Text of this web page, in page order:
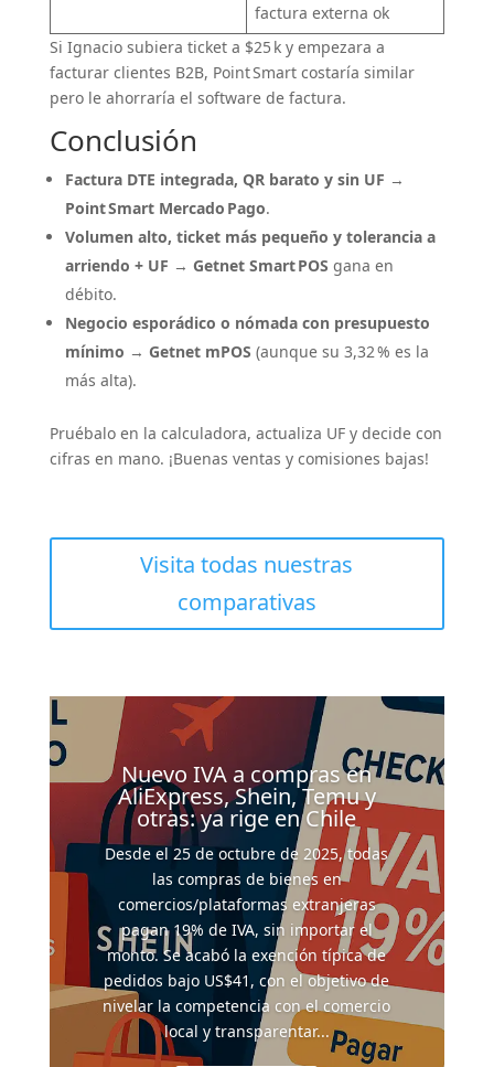
factura externa ok
Si Ignacio subiera ticket a $25 k y empezara a
facturar clientes B2B, Point Smart costaría similar
pero le ahorraría el software de factura.
Conclusión
Factura DTE integrada, QR barato y sin UF →
Point Smart Mercado Pago.
Volumen alto, ticket más pequeño y tolerancia a
arriendo + UF → Getnet Smart POS gana en
débito.
Negocio esporádico o nómada con presupuesto
mínimo → Getnet mPOS (aunque su 3,32 % es la
más alta).
Pruébalo en la calculadora, actualiza UF y decide con
cifras en mano. ¡Buenas ventas y comisiones bajas!
Visita todas nuestras
comparativas
Nuevo IVA a compras en
AliExpress, Shein, Temu y
otras: ya rige en Chile
Desde el 25 de octubre de 2025, todas
las compras de bienes en
comercios/plataformas extranjeras
pagan 19% de IVA, sin importar el
monto. Se acabó la exención típica de
pedidos bajo US$41, con el objetivo de
nivelar la competencia con el comercio
local y transparentar...